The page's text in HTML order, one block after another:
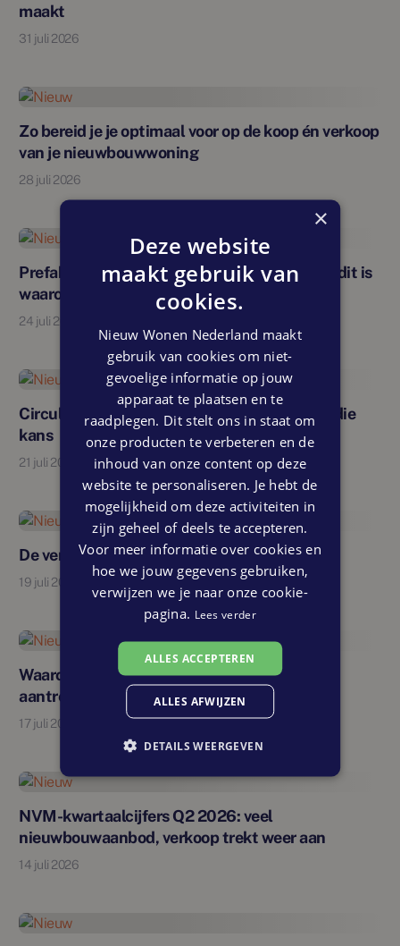
maakt
31 juli 2026
Zo bereid je je optimaal voor op de koop én verkoop
van je nieuwbouwwoning
28 juli 2026
Prefab nieuwbouwwoningen populairder, en dit is
waarom
24 juli 2026
Circulair wonen? Nieuwbouw geeft jou juist die
kans
21 juli 2026
De verkoop Zettershof start 21 juli 14.00 uur
19 juli 2026
Waarom een nieuwbouwvakantiewoning
aantrekkelijk is voor jou
17 juli 2026
NVM-kwartaalcijfers Q2 2026: veel
nieuwbouwaanbod, verkoop trekt weer aan
14 juli 2026
×
Deze website
maakt gebruik van
cookies.
Nieuw Wonen Nederland maakt
gebruik van cookies om niet-
gevoelige informatie op jouw
apparaat te plaatsen en te
raadplegen. Dit stelt ons in staat om
onze producten te verbeteren en de
inhoud van onze content op deze
website te personaliseren. Je hebt de
mogelijkheid om deze activiteiten in
zijn geheel of deels te accepteren.
Voor meer informatie over cookies en
hoe we jouw gegevens gebruiken,
verwijzen we je naar onze cookie-
pagina. Lees verder
ALLES ACCEPTEREN
ALLES AFWIJZEN
DETAILS WEERGEVEN